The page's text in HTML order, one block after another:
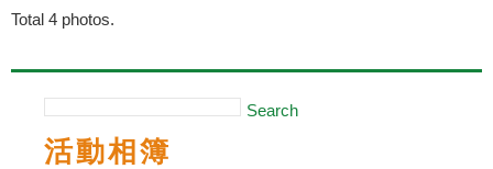
Total 4 photos.
Search
活動相簿